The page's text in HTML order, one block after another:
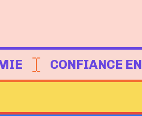
CONFIANCE